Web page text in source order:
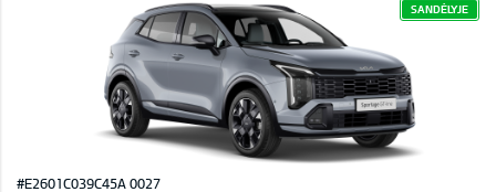
SANDĖLYJE
#E2601C039C45A 0027